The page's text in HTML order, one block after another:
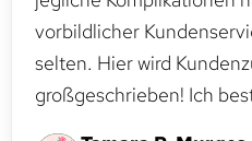
vorbildlicher
selten. Hier wird
großgeschrieben! Ich